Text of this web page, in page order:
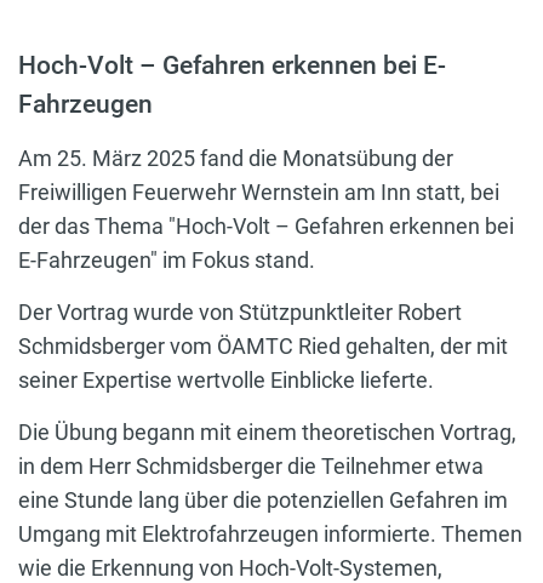
Hoch-Volt – Gefahren erkennen bei E-
Fahrzeugen
Am 25. März 2025 fand die Monatsübung der
Freiwilligen Feuerwehr Wernstein am Inn statt, bei
der das Thema "Hoch-Volt – Gefahren erkennen bei
E-Fahrzeugen" im Fokus stand.
Der Vortrag wurde von Stützpunktleiter Robert
Schmidsberger vom ÖAMTC Ried gehalten, der mit
seiner Expertise wertvolle Einblicke lieferte.
Die Übung begann mit einem theoretischen Vortrag,
in dem Herr Schmidsberger die Teilnehmer etwa
eine Stunde lang über die potenziellen Gefahren im
Umgang mit Elektrofahrzeugen informierte. Themen
wie die Erkennung von Hoch-Volt-Systemen,